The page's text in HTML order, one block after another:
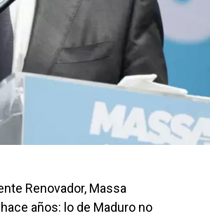
Renovador, Massa
años: lo de Maduro no